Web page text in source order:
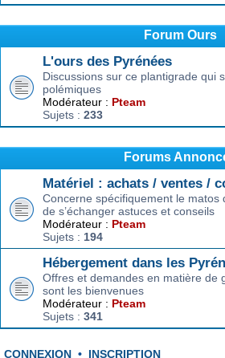
Forum Ours
L'ours des Pyrénées
Discussions sur ce plantigrade qui
polémiques
Modérateur : Pteam
Sujets : 233
Forums
Matériel : achats / ventes /
Concerne spécifiquement le matos
de s’échanger astuces et conseils
Modérateur : Pteam
Sujets : 194
Hébergement dans les
Offres et demandes en matière de
sont les bienvenues
Modérateur : Pteam
Sujets : 341
CONNEXION • INSCRIPTION